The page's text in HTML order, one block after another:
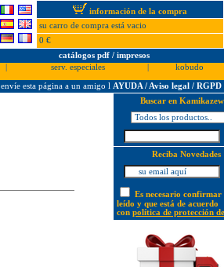
información de la compra
su carro de compra está vacio
0 €
catálogos pdf / impresos
serv. especiales
kobudo
envíe esta página a un amigo l AYUDA / Aviso legal / RGPD
Buscar en
Reciba Novedades
Es necesario confirmar
leído y que está de acuerdo
con política de protección